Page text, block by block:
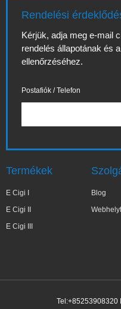
Rendelési
Kérjük, adja meg e-mail
rendelés állapotának és
ellenőrzéséhez.
Postafiók / Telefon
Termékek
E Cigi I
E Cigi II
E Cigi III
Blog
Tel:+85253908320